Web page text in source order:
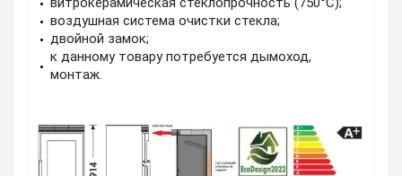
воздушная система очистки стекла;
двойной замок;
к данному товару потребуется дымоход,
монтаж.